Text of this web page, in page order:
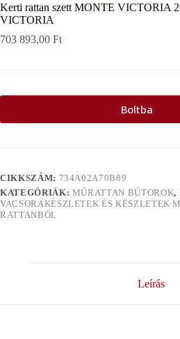
Kerti rattan szett MONTE VICTORIA
VICTORIA
703 893,00 Ft
Boltba
CIKKSZÁM: 734A02A70B89
KATEGÓRIÁK: MŰRATTAN BÚTOROK,
VACSORAKÉSZLETEK ÉS KÉSZLETEK
RATTANBÓL
Leírás